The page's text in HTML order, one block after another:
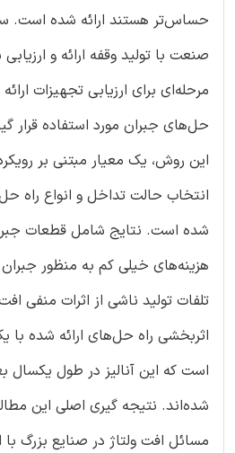
حساس‌تر هستند ارائه شده
صنعت با تولید وقفه ارائه و
مرحله‌ای برای ارزیابی تجهیزات
حل‌های جبران مورد استفاده قرار
این روش، یک معیار مبتنی بر
انتخاب حالت تداخل و انواع راه
شده است. نتایج شامل قطعات
هزینه‌های خیلی کم به منظور
تلفات تولید ناشی از اثرات منفی
اثربخشی راه حل‌های ارائه شده با
است که این آنالیز در طول یکسال
شده‌اند. نتیجه گیری اصلی این
مسائل افت ولتاژ در صنایع بزرگ